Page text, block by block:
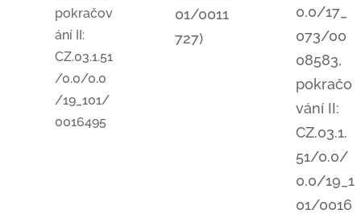
pokračov
ání II:
CZ.03.1.51
/0.0/0.0
/19_101/
0016495
01/0011
727)
0.0/17_
073/00
08583,
pokračo
vání II:
CZ.03.1.
51/0.0/
0.0/19_1
01/0016